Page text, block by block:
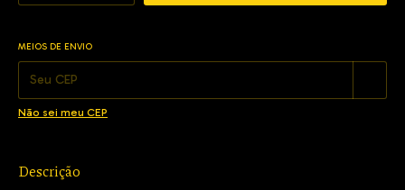
Entregas para o CEP:
MEIOS DE ENVIO
Não sei meu CEP
Descrição